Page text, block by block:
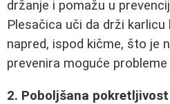
držanje i pomažu u
Plesačica uči da drži karlicu
napred, ispod kičme, što je
prevenira moguće probleme
2. Poboljšana